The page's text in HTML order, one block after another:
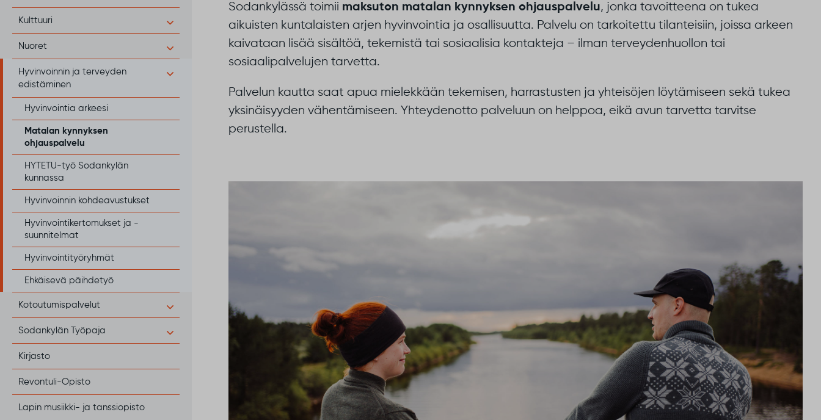
Kulttuuri
Nuoret
Hyvinvoinnin ja terveyden
edistäminen
Hyvinvointia arkeesi
Matalan kynnyksen
ohjauspalvelu
HYTETU-työ Sodankylän
kunnassa
Hyvinvoinnin kohdeavustukset
Hyvinvointikertomukset ja -
suunnitelmat
Hyvinvointityöryhmät
Ehkäisevä päihdetyö
Kotoutumispalvelut
Sodankylän Työpaja
Kirjasto
Revontuli-Opisto
Lapin musiikki- ja tanssiopisto
Sodankylässä toimii maksuton matalan kynnyksen ohjauspalvelu, jonka tavoitteena on tukea
aikuisten kuntalaisten arjen hyvinvointia ja osallisuutta. Palvelu on tarkoitettu tilanteisiin, joissa arkeen
kaivataan lisää sisältöä, tekemistä tai sosiaalisia kontakteja – ilman terveydenhuollon tai
sosiaalipalvelujen tarvetta.
Palvelun kautta saat apua mielekkään tekemisen, harrastusten ja yhteisöjen löytämiseen sekä tukea
yksinäisyyden vähentämiseen. Yhteydenotto palveluun on helppoa, eikä avun tarvetta tarvitse
perustella.